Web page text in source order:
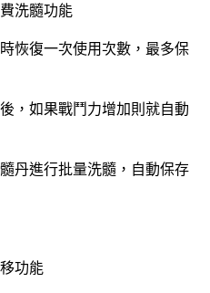
洗髓功能
恢復一次使用次數，最多保
，如果戰鬥力增加則就自動
丹進行批量洗髓，自動保存
功能